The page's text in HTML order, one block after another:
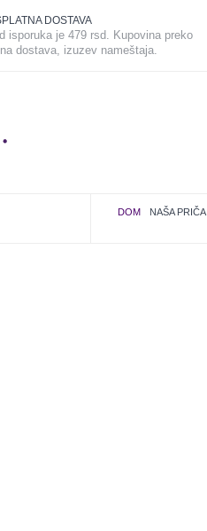
DOSTAVA
isporuka je 479 rsd. Kupovina preko
dostava, izuzev nameštaja.
DOM NAŠA PRIČA